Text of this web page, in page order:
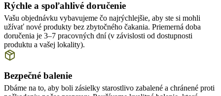
Rýchle a spoľahlivé doručenie
Vašu objednávku vybavujeme čo najrýchlejšie, aby ste si mohli
užívať nové produkty bez zbytočného čakania. Priemerná doba
doručenia je 3–7 pracovných dní (v závislosti od dostupnosti
produktu a vašej lokality).
Bezpečné balenie
Dbáme na to, aby boli zásielky starostlivo zabalené a chránené proti